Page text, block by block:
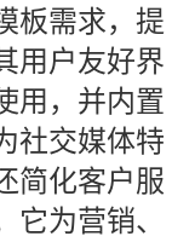
板需求，提
用户友好界
用，并内置
社交媒体特
简化客户服
为营销、